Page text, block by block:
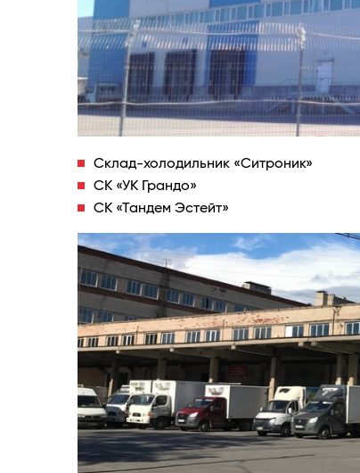
Склад-холодильник «Ситроник»
СК «УК Грандо»
СК «Тандем Эстейт»